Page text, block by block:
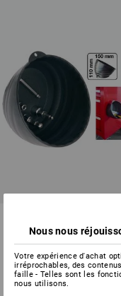
couleur
à p. de € 7,87
(TTC) à p. de 6 Pièces
Nous nous
Votre expérience d'achat
irréprochables, des
faille - Telles sont les
nous utilisons.